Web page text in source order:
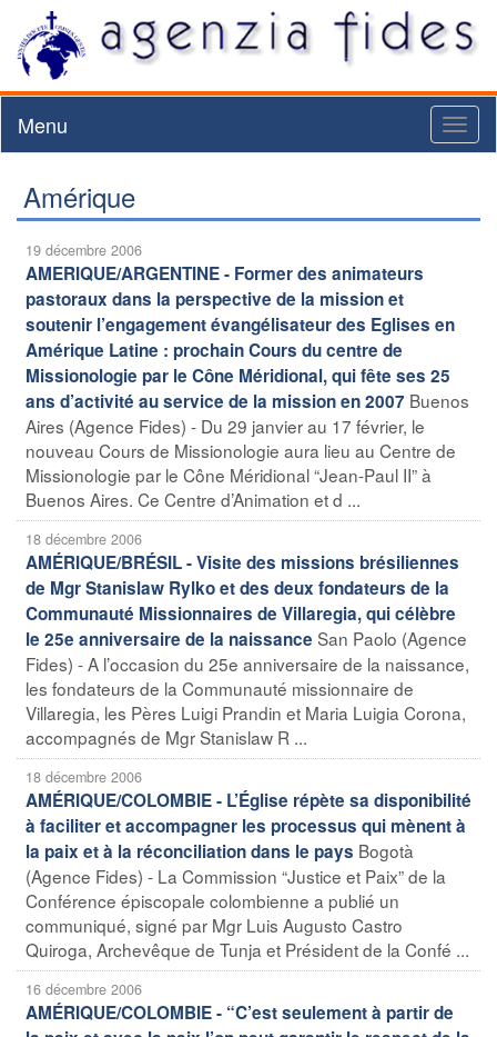
Menu
Amérique
19 décembre 2006
AMERIQUE/ARGENTINE - Former des animateurs
pastoraux dans la perspective de la mission et
soutenir l’engagement évangélisateur des Eglises en
Amérique Latine : prochain Cours du centre de
Missionologie par le Cône Méridional, qui fête ses 25
ans d’activité au service de la mission en 2007 Buenos
Aires (Agence Fides) - Du 29 janvier au 17 février, le
nouveau Cours de Missionologie aura lieu au Centre de
Missionologie par le Cône Méridional “Jean-Paul II” à
Buenos Aires. Ce Centre d’Animation et d ...
18 décembre 2006
AMÉRIQUE/BRÉSIL - Visite des missions brésiliennes
de Mgr Stanislaw Rylko et des deux fondateurs de la
Communauté Missionnaires de Villaregia, qui célèbre
le 25e anniversaire de la naissance San Paolo (Agence
Fides) - A l’occasion du 25e anniversaire de la naissance,
les fondateurs de la Communauté missionnaire de
Villaregia, les Pères Luigi Prandin et Maria Luigia Corona,
accompagnés de Mgr Stanislaw R ...
18 décembre 2006
AMÉRIQUE/COLOMBIE - L’Église répète sa disponibilité
à faciliter et accompagner les processus qui mènent à
la paix et à la réconciliation dans le pays Bogotà
(Agence Fides) - La Commission “Justice et Paix” de la
Conférence épiscopale colombienne a publié un
communiqué, signé par Mgr Luis Augusto Castro
Quiroga, Archevêque de Tunja et Président de la Confé ...
16 décembre 2006
AMÉRIQUE/COLOMBIE - “C’est seulement à partir de